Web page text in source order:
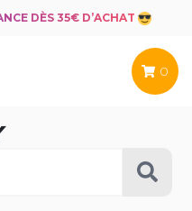
DÈS 35€ D’ACHAT
0